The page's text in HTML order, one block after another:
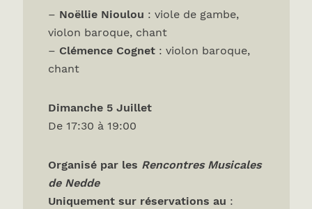
– Noëllie Nioulou : viole de gambe,
violon baroque, chant
– Clémence Cognet: violon baroque,
chant
Dimanche 5 Juillet
De 17:30 à 19:00
Organisé par les Rencontres Musicales
de Nedde
Uniquement sur réservations au :